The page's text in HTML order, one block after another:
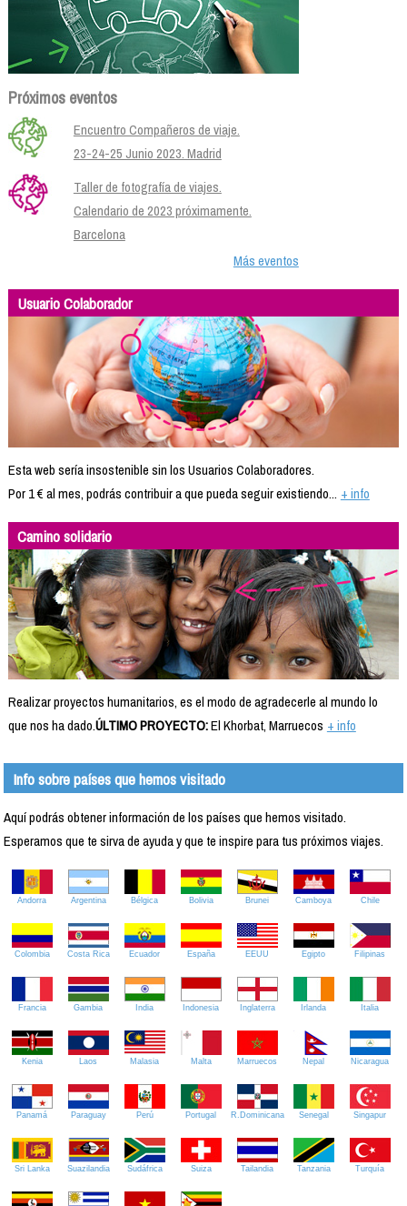
Próximos eventos
Encuentro Compañeros de viaje.
23-24-25 Junio 2023. Madrid
Taller de fotografía de viajes.
Calendario de 2023 próximamente.
Barcelona
Más eventos
Usuario Colaborador
Esta web sería insostenible sin los Usuarios Colaboradores.
Por 1 € al mes, podrás contribuir a que pueda seguir existiendo... + info
Camino solidario
Realizar proyectos humanitarios, es el modo de agradecerle al mundo lo
que nos ha dado.ÚLTIMO PROYECTO:El Khorbat, Marruecos + info
Info sobre países que hemos visitado
Aquí podrás obtener información de los países que hemos visitado.
Esperamos que te sirva de ayuda y que te inspire para tus próximos viajes.
Andorra Argentina Bélgica Bolivia Brunei Camboya Chile
Colombia Costa Rica Ecuador España EEUU Egipto Filipinas
Francia Gambia India Indonesia Inglaterra Irlanda Italia
Kenia Laos Malasia Malta Marruecos Nepal Nicaragua
Panamá Paraguay Perú Portugal R.Dominicana Senegal Singapur
Sri Lanka Suazilandia Sudáfrica Suiza Tailandia Tanzania Turquía